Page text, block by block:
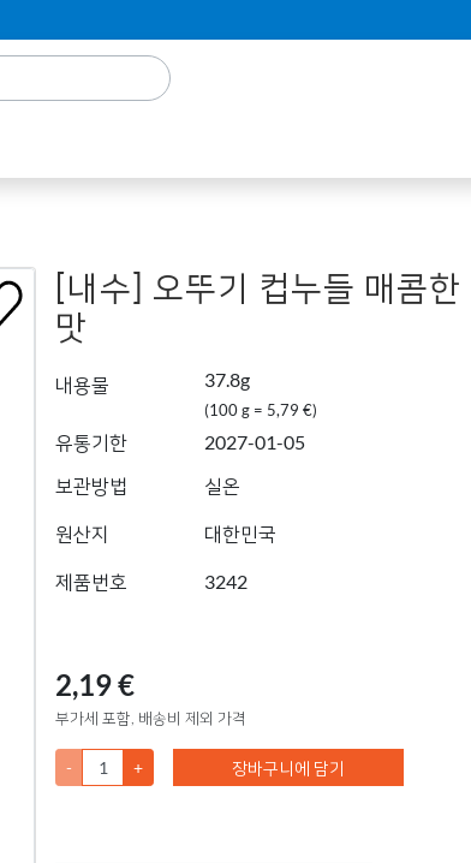
[내수] 오뚜기 컵누들 매콤한
맛
내용물 37.8g
(100 g = 5,79 €)
유통기한
2027-01-05
보관방법
실온
원산지 대한민국
제품번호 3242
2,19 €
부가세 포함, 배송비 제외 가격
- + 장바구니에 담기